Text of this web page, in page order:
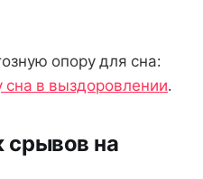
опору для сна:
сна в выздоровлении.
срывов на